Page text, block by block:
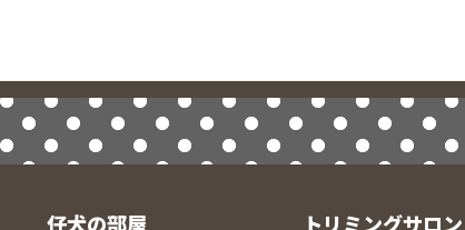
仔犬の部屋
トリミングサロン